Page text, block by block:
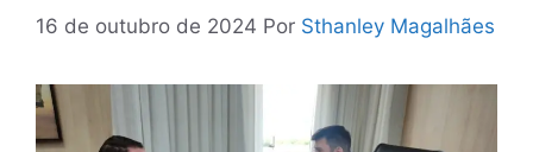
16 de outubro de 2024 Por Sthanley Magalhães